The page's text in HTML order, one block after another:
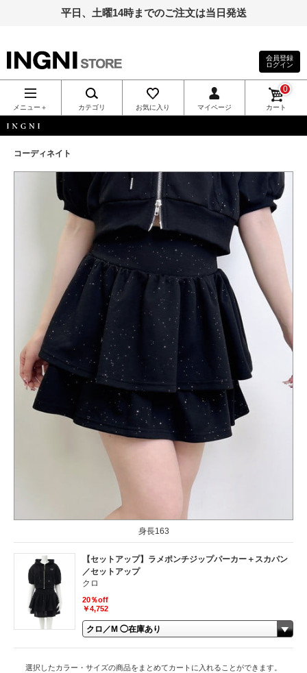
平日、土曜14時までのご注文は当日発送
INGNI（イン
グ）公式通
販｜INGNI
STORE
会員登録
ログイン
メニュー＋ カテゴリ お気に入り マイページ カート
0
コーディネイト
身長163
【セットアップ】ラメポンチジップパーカー＋スカパン
／セットアップ
クロ
20％off
￥4,752
選択したカラー・サイズの商品をまとめてカートに入れることができます。